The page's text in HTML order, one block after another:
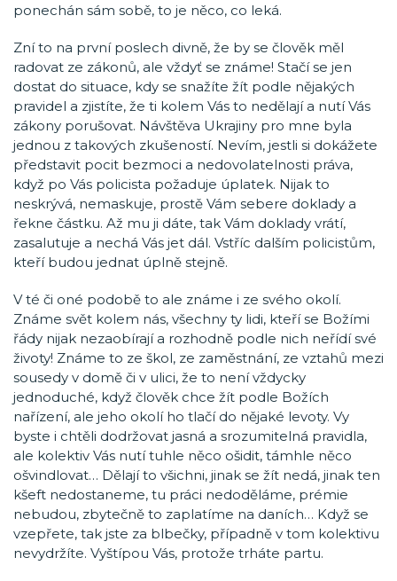
ponechán sám sobě, to je něco, co leká.
Zní to na první poslech divně, že by se člověk měl
radovat ze zákonů, ale vždyť se známe! Stačí se jen
dostat do situace, kdy se snažíte žít podle nějakých
pravidel a zjistíte, že ti kolem Vás to nedělají a nutí Vás
zákony porušovat. Návštěva Ukrajiny pro mne byla
jednou z takových zkušeností. Nevím, jestli si dokážete
představit pocit bezmoci a nedovolatelnosti práva,
když po Vás policista požaduje úplatek. Nijak to
neskrývá, nemaskuje, prostě Vám sebere doklady a
řekne částku. Až mu ji dáte, tak Vám doklady vrátí,
zasalutuje a nechá Vás jet dál. Vstříc dalším policistům,
kteří budou jednat úplně stejně.
V té či oné podobě to ale známe i ze svého okolí.
Známe svět kolem nás, všechny ty lidi, kteří se Božími
řády nijak nezaobírají a rozhodně podle nich neřídí své
životy! Známe to ze škol, ze zaměstnání, ze vztahů mezi
sousedy v domě či v ulici, že to není vždycky
jednoduché, když člověk chce žít podle Božích
nařízení, ale jeho okolí ho tlačí do nějaké levoty. Vy
byste i chtěli dodržovat jasná a srozumitelná pravidla,
ale kolektiv Vás nutí tuhle něco ošidit, támhle něco
ošvindlovat… Dělají to všichni, jinak se žít nedá, jinak ten
kšeft nedostaneme, tu práci nedoděláme, prémie
nebudou, zbytečně to zaplatíme na daních… Když se
vzepřete, tak jste za blbečky, případně v tom kolektivu
nevydržíte. Vyštípou Vás, protože trháte partu.